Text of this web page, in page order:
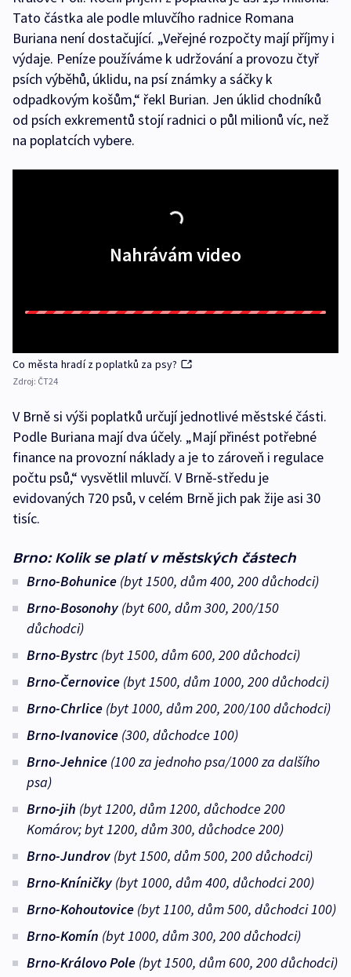
Tato částka ale podle mluvčího radnice Romana
Buriana není dostačující. „Veřejné rozpočty mají příjmy i
výdaje. Peníze používáme k udržování a provozu čtyř
psích výběhů, úklidu, na psí známky a sáčky k
odpadkovým košům,“ řekl Burian. Jen úklid chodníků
od psích exkrementů stojí radnici o půl milionů víc, než
na poplatcích vybere.
Nahrávám video
Co města hradí z poplatků za psy?
Zdroj: ČT24
V Brně si výši poplatků určují jednotlivé městské části.
Podle Buriana mají dva účely. „Mají přinést potřebné
finance na provozní náklady a je to zároveň i regulace
počtu psů,“ vysvětlil mluvčí. V Brně-středu je
evidovaných 720 psů, v celém Brně jich pak žije asi 30
tisíc.
Brno: Kolik se platí v městských částech
Brno-Bohunice (byt 1500, dům 400, 200 důchodci)
Brno-Bosonohy (byt 600, dům 300, 200/150
důchodci)
Brno-Bystrc (byt 1500, dům 600, 200 důchodci)
Brno-Černovice (byt 1500, dům 1000, 200 důchodci)
Brno-Chrlice (byt 1000, dům 200, 200/100 důchodci)
Brno-Ivanovice (300, důchodce 100)
Brno-Jehnice (100 za jednoho psa/1000 za dalšího
psa)
Brno-jih (byt 1200, dům 1200, důchodce 200
Komárov; byt 1200, dům 300, důchodce 200)
Brno-Jundrov (byt 1500, dům 500, 200 důchodci)
Brno-Kníničky (byt 1000, dům 400, důchodci 200)
Brno-Kohoutovice (byt 1100, dům 500, důchodci 100)
Brno-Komín (byt 1000, dům 300, 200 důchodci)
Brno-Královo Pole (byt 1500, dům 600, 200 důchodci)